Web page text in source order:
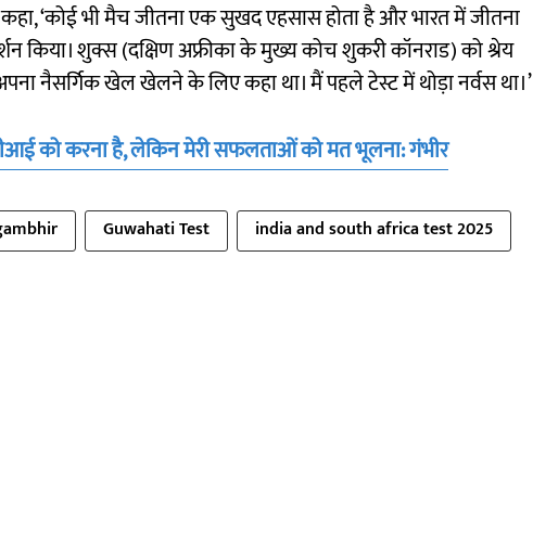
‘कोई भी मैच जीतना एक सुखद एहसास होता है और भारत में जीतना
किया। शुक्स (दक्षिण अफ्रीका के मुख्य कोच शुकरी कॉनराड) को श्रेय
नैसर्गिक खेल खेलने के लिए कहा था। मैं पहले टेस्ट में थोड़ा नर्वस था।’
को करना है, लेकिन मेरी सफलताओं को मत भूलना: गंभीर
Guwahati Test india and south africa test 2025